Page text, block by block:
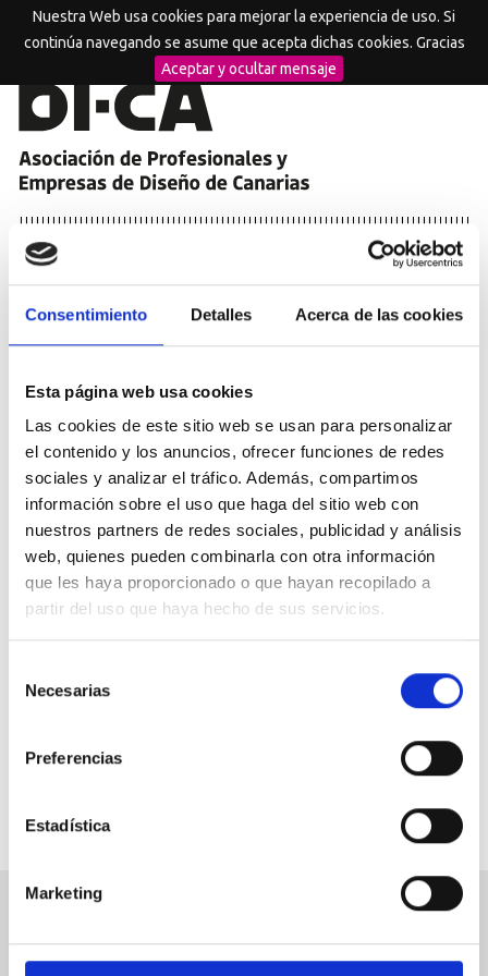
MENU
Nuestra Web usa cookies para mejorar la experiencia de uso. Si
continúa navegando se asume que acepta dichas cookies. Gracias
Aceptar y ocultar mensaje
Consentimiento Detalles Acerca de las cookies
Esta página web usa cookies
Las cookies de este sitio web se usan para personalizar
el contenido y los anuncios, ofrecer funciones de redes
sociales y analizar el tráfico. Además, compartimos
información sobre el uso que haga del sitio web con
nuestros partners de redes sociales, publicidad y análisis
web, quienes pueden combinarla con otra información
que les haya proporcionado o que hayan recopilado a
partir del uso que haya hecho de sus servicios.
Necesarias
Preferencias
Estadística
Marketing
PRENSA
Tenerife Design Week acoge la
exposición de los IV Premios
Canarias de Diseño
24/11/2015